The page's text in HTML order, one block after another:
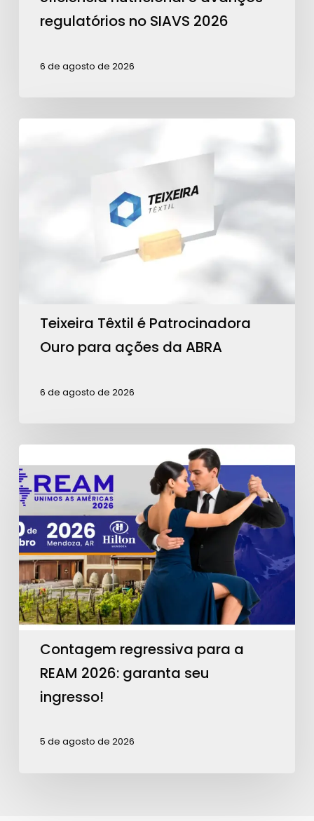
regulatórios no SIAVS 2026
6 de agosto de 2026
Teixeira Têxtil é Patrocinadora
Ouro para ações da ABRA
6 de agosto de 2026
regressiva
para
a
REAM
2026:
garanta
seu
ingresso!
Contagem regressiva para a
REAM 2026: garanta seu
ingresso!
5 de agosto de 2026